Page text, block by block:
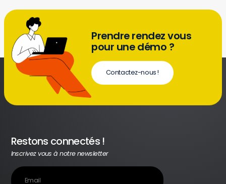
Prendre rendez vous
pour une démo ?
Contactez-nous !
Restons connectés !
Inscrivez vous à notre newsletter